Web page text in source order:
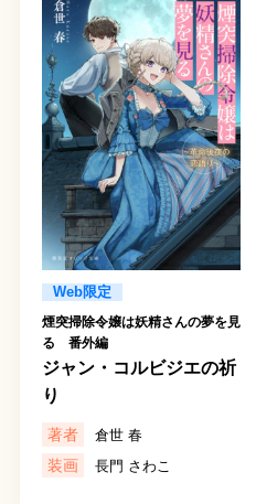
Web限定
煙突掃除令嬢は妖精さんの夢を見
る 番外編
ジャン・コルビジエの祈
り
著者 倉世 春
装画 長門 さわこ